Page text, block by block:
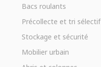
Bacs roulants
Précollecte et tri sélectif
Stockage et sécurité
Mobilier urbain